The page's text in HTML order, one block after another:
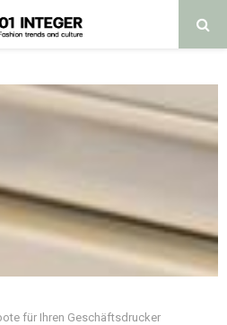
für Ihren Geschäftsdrucker